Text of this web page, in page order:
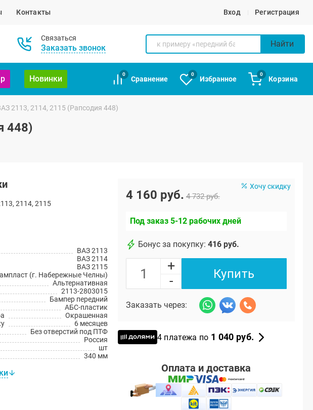
Контакты Вход Регистрация
Связаться
Заказать звонок Найти
Новинки
0
Сравнение
0
Избранное
0
Корзина
2113, 2114, 2115 (Рапсодия 448)
448)
2114, 2115
ВАЗ 2113
ВАЗ 2114
ВАЗ 2115
(г. Набережные Челны)
Альтернативная
2113-2803015
Бампер передний
АБС-пластик
Окрашенная
6 месяцев
Без отверстий под ПТФ
Россия
шт
340 мм
Хочу скидку
4 160 руб. 4 732 руб.
Под заказ 5-12 рабочих дней
Бонус за покупку: 416 руб.
+
-
Купить
Заказать через:
4 платежа по 1 040 руб.
Оплата и доставка